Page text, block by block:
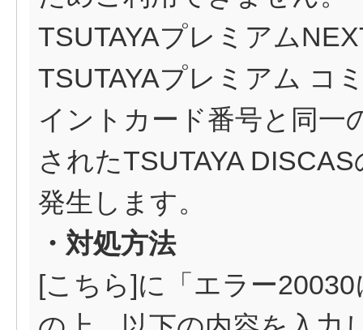
TSUTAYAプレミアム
TSUTAYAプレミアム コ
イントカード番号と同一
されたTSUTAYA
発生します。
・対処方法
[こちら]に「エラー